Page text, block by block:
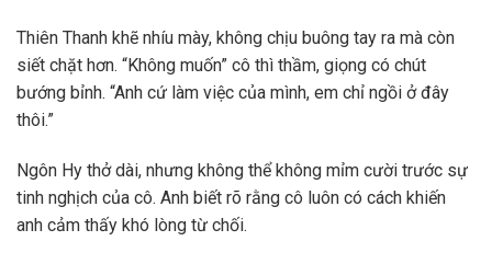
Thiên Thanh khẽ nhíu mày, không chịu buông tay ra mà còn
siết chặt hơn. “Không muốn” cô thì thầm, giọng có chút
bướng bỉnh. “Anh cứ làm việc của mình, em chỉ ngồi ở đây
thôi.”
Ngôn Hy thở dài, nhưng không thể không mỉm cười trước sự
tinh nghịch của cô. Anh biết rõ rằng cô luôn có cách khiến
anh cảm thấy khó lòng từ chối.